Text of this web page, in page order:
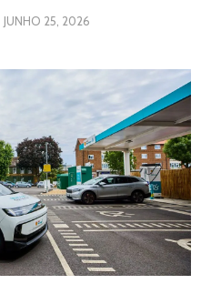
POSTED
JUNHO 25, 2026